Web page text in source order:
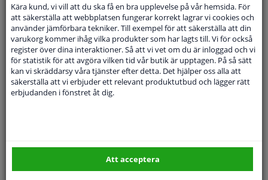
Modellmatchande garanti, Hitta rätt bildelar.
Fyll i ditt registreringsnummerellerVälj din bil.
SÖK
Specifikationer
Höger passagerarsida
Kära kund, vi vill att du ska få en bra upplevelse på vår hemsida. För
att säkerställa att webbplatsen fungerar korrekt lagrar vi cookies och
använder jämförbara tekniker. Till exempel för att säkerställa att din
varukorg kommer ihåg vilka produkter som har lagts till. Vi för också
register över dina interaktioner. Så att vi vet om du är inloggad och vi
för statistik för att avgöra vilken tid vår butik är upptagen. På så sätt
kan vi skräddarsy våra tjänster efter detta. Det hjälper oss alla att
säkerställa att vi erbjuder ett relevant produktutbud och lägger rätt
erbjudanden i fönstret åt dig.
Att acceptera